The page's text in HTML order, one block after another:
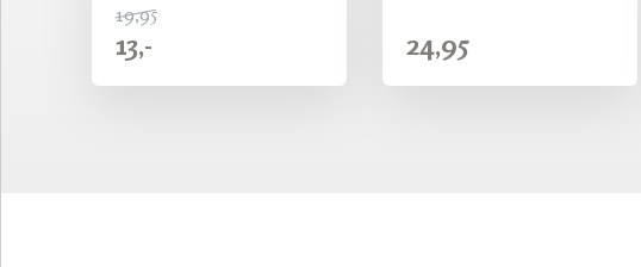
19,95
13,- 24,95